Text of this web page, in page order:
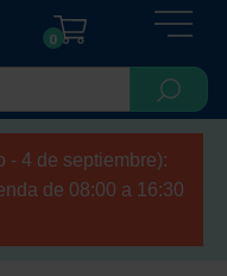
0
- 4 de septiembre):
de 08:00 a 16:30